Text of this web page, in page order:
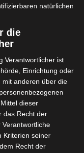
VAR: Hosni
Ben
Ltaief –
Bizertin –
VAR: Walid
natürlichen
die
Verantwortlicher ist
Einrichtung oder
mit anderen über die
dieser
das Recht der
Kriterien seiner
Recht der